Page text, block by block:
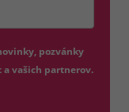
pozvánky
vašich partnerov.